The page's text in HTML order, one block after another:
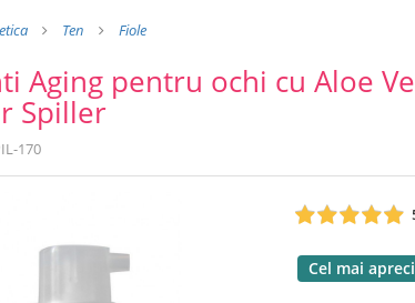
Ten Fiole
Aging pentru ochi cu Aloe
Spiller
170
Cel mai